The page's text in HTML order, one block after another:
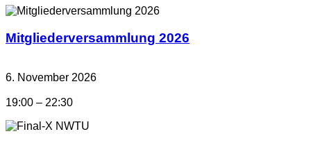
Mitgliederversammlung 2026
6. November 2026
19:00 – 22:30